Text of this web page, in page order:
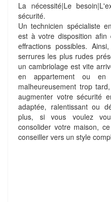
La nécessité|Le
sécurité.
Un technicien spécialiste
est à votre disposition
effractions possibles.
serrures les plus rudes
un cambriolage est vite
en appartement ou
malheureusement trop
augmenter votre sécurité
adaptée, ralentissant ou
plus, si vous voulez
consolider votre maison,
conseiller vers un style